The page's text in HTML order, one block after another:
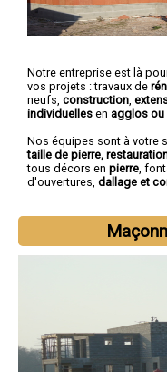
Notre entreprise est là
vos projets : travaux de
neufs, construction
individuelles en agglos ou
Nos équipes sont à votre
taille de pierre,
tous décors en pierre ,
d'ouvertures, dallage et